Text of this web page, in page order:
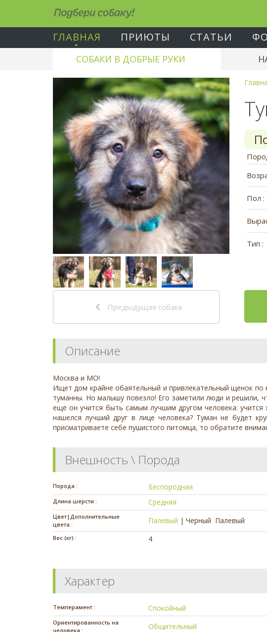
Подбери собаку!
ГЛАВНАЯ ПРИЮТЫ СТАТЬИ
СОБАКИ В ДОБРЫЕ РУКИ
Пол :
Тип :
Предыдущая собака
Описание
Москва и МО!
Ищет дом крайне обаятельный и привлекательный щенок по
туманны. Но малышу повезло! Его заметили люди и решили,
ещё он учится быть самым лучшим другом человека:
нашелся лучший друг в лице человека? Туман не будет
присматриваете себе пушистого питомца, то обратите
Внешность \ Порода
Порода : Беспородная
Длина шерсти : Средняя
Цвет|Дополнительные
цвета :
Палевый |Черный Палевый
Вес (кг) : 4
Характер
Темперамент : Спокойный
Ориентированность на
человека :
Общительный